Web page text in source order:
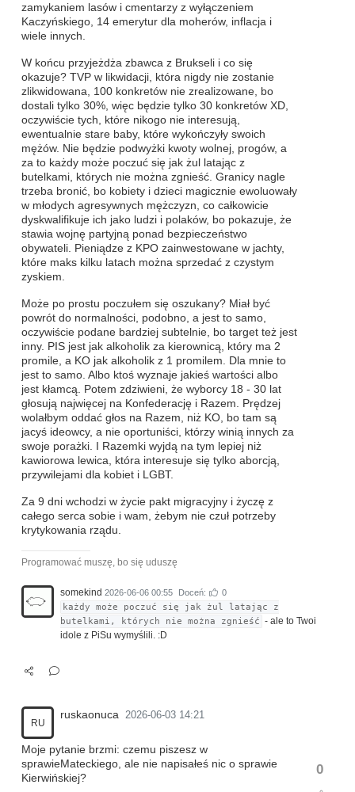
zamykaniem lasów i cmentarzy z wyłączeniem
Kaczyńskiego, 14 emerytur dla moherów, inflacja i
wiele innych.
W końcu przyjeżdża zbawca z Brukseli i co się
okazuje? TVP w likwidacji, która nigdy nie zostanie
zlikwidowana, 100 konkretów nie zrealizowane, bo
dostali tylko 30%, więc będzie tylko 30 konkretów XD,
oczywiście tych, które nikogo nie interesują,
ewentualnie stare baby, które wykończyły swoich
mężów. Nie będzie podwyżki kwoty wolnej, progów, a
za to każdy może poczuć się jak żul latając z
butelkami, których nie można zgnieść. Granicy nagle
trzeba bronić, bo kobiety i dzieci magicznie ewoluowały
w młodych agresywnych mężczyzn, co całkowicie
dyskwalifikuje ich jako ludzi i polaków, bo pokazuje, że
stawia wojnę partyjną ponad bezpieczeństwo
obywateli. Pieniądze z KPO zainwestowane w jachty,
które maks kilku latach można sprzedać z czystym
zyskiem.
Może po prostu poczułem się oszukany? Miał być
powrót do normalności, podobno, a jest to samo,
oczywiście podane bardziej subtelnie, bo target też jest
inny. PIS jest jak alkoholik za kierownicą, który ma 2
promile, a KO jak alkoholik z 1 promilem. Dla mnie to
jest to samo. Albo ktoś wyznaje jakieś wartości albo
jest kłamcą. Potem zdziwieni, że wyborcy 18 - 30 lat
głosują najwięcej na Konfederację i Razem. Prędzej
wolałbym oddać głos na Razem, niż KO, bo tam są
jacyś ideowcy, a nie oportuniści, którzy winią innych za
swoje porażki. I Razemki wyjdą na tym lepiej niż
kawiorowa lewica, która interesuje się tylko aborcją,
przywilejami dla kobiet i LGBT.
Za 9 dni wchodzi w życie pakt migracyjny i życzę z
całego serca sobie i wam, żebym nie czuł potrzeby
krytykowania rządu.
Programować muszę, bo się uduszę
somekind 2026-06-06 00:55 Doceń: 0
każdy może poczuć się jak żul latając z
butelkami, których nie można zgnieść - ale to Twoi
idole z PiSu wymyślili. :D
RU
ruskaonuca 2026-06-03 14:21
0
Moje pytanie brzmi: czemu piszesz w
sprawieMateckiego, ale nie napisałeś nic o sprawie
Kierwińskiej?